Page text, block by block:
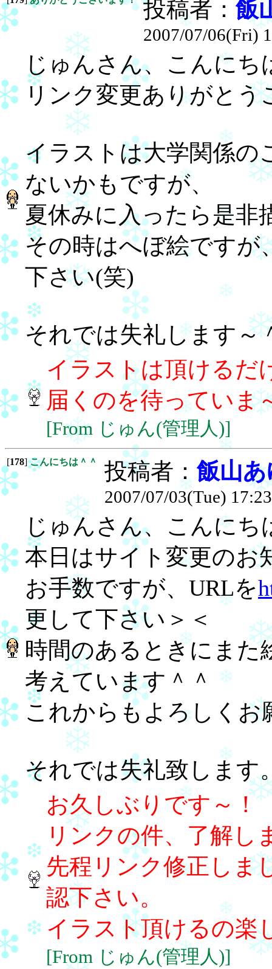
投稿者： 飯
2007/07/06(Fri)
じゅんさん、こんにち
リンク変更ありがとう
イラストは大学関係の
ないかもですが、
夏休みに入ったら是非
その時はへぼ絵です
下さい(笑)
それでは失礼します～
イラストは頂けるだ
届くのを待っていま
[From じゅん(管理人)]
[178]こんにちは＾＾ 投稿者： 飯山
2007/07/03(Tue) 17:23
じゅんさん、こんにち
本日はサイト変更のお
お手数ですが、URLを
更して下さい＞＜
時間のあるときにまた
考えています＾＾
これからもよろしく
それでは失礼致します
お久しぶりです～！
リンクの件、了解し
先程リンク修正しま
認下さい。
イラスト頂けるの楽
[From じゅん(管理人)]